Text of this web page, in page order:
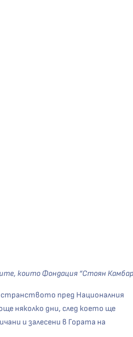
които Фондация “Стоян
пред Националния
няколко дни, след което ще
и залесени в Гората на